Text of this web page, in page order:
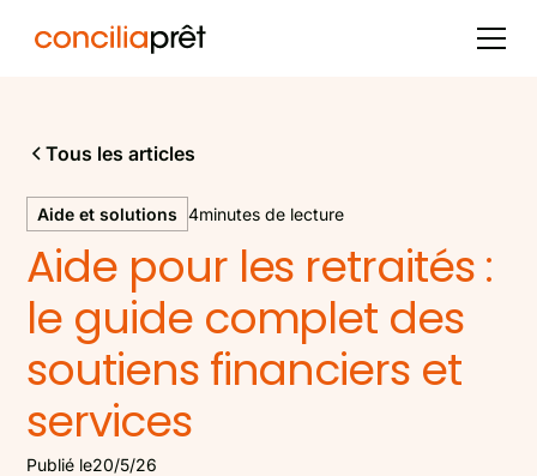
Tous les articles
Aide et solutions 4minutes de lecture
Aide pour les retraités :
le guide complet des
soutiens financiers et
services
Publié le20/5/26